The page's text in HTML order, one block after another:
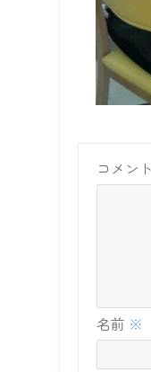
コメント
名前 ※